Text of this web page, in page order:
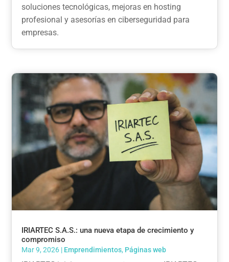
soluciones tecnológicas, mejoras en hosting
profesional y asesorías en ciberseguridad para
empresas.
IRIARTEC S.A.S.: una nueva etapa de crecimiento y
compromiso
Mar 9, 2026 | Emprendimientos, Páginas web